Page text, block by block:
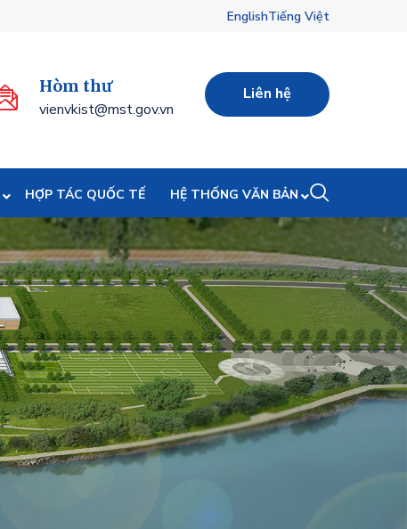
EnglishTiếng Việt
Hòm thư
vienvkist@mst.gov.vn
Liên hệ
HỢP TÁC QUỐC TẾ HỆ THỐNG VĂN BẢN